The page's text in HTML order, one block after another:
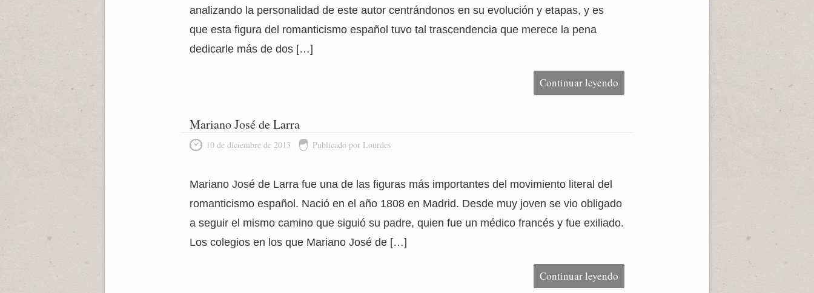
analizando la personalidad de este autor centrándonos en su evolución y etapas, y es
que esta figura del romanticismo español tuvo tal trascendencia que merece la pena
dedicarle más de dos […]
Continuar leyendo
Mariano José de Larra
10 de diciembre de 2013 Publicado por Lourdes
Mariano José de Larra fue una de las figuras más importantes del movimiento literal del
romanticismo español. Nació en el año 1808 en Madrid. Desde muy joven se vio obligado
a seguir el mismo camino que siguió su padre, quien fue un médico francés y fue exiliado.
Los colegios en los que Mariano José de […]
Continuar leyendo